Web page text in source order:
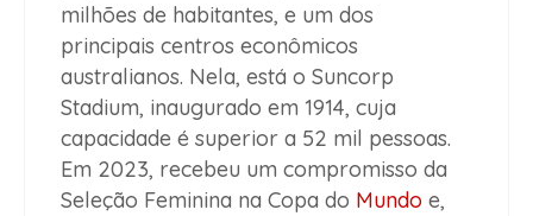
milhões de habitantes, e um dos
principais centros econômicos
australianos. Nela, está o Suncorp
Stadium, inaugurado em 1914, cuja
capacidade é superior a 52 mil pessoas.
Em 2023, recebeu um compromisso da
Seleção Feminina na Copa do Mundo e,